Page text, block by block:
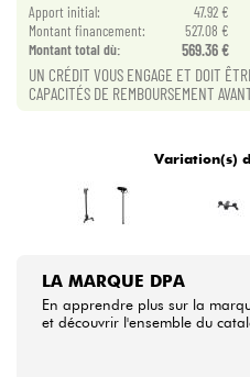
Câbles & Access.
HiFi
Apport initial: 47.92 €
Montant financement:
527.08 €
Montant total dù:
569.36 €
UN CRÉDIT VOUS ENGAGE ET DOIT
CAPACITÉS DE REMBOURSEMENT
Variation(s)
LA MARQUE DPA
En apprendre plus sur la
et découvrir l'ensemble du